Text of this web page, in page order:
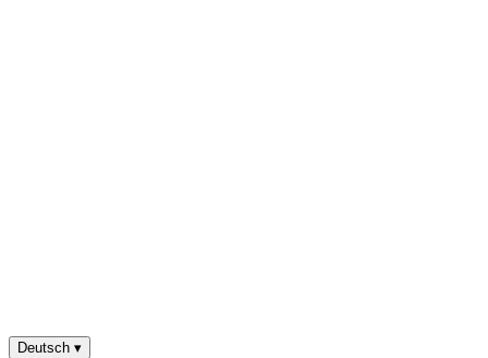
Deutsch ▾